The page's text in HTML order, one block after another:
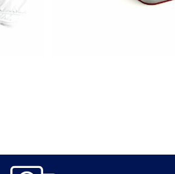
recommandé d'utiliser un
un meuble de qualité qui